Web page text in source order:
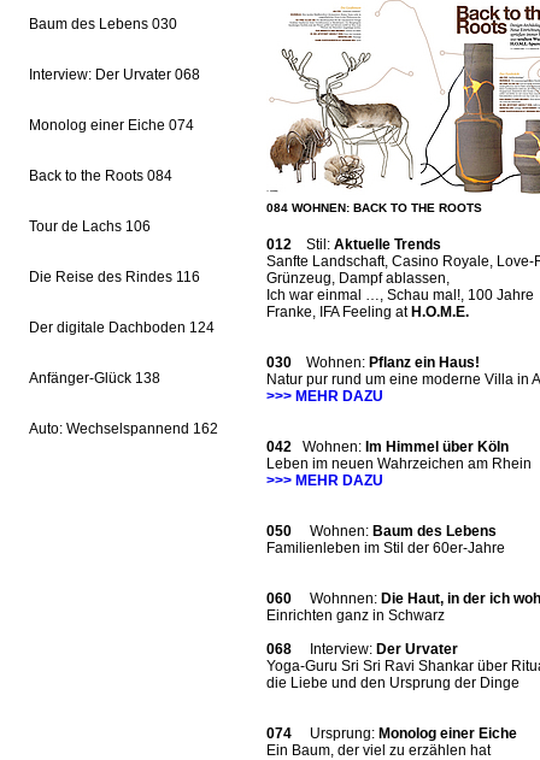
Baum des Lebens 030
Interview: Der Urvater 068
Monolog einer Eiche 074
Back to the Roots 084
Tour de Lachs 106
Die Reise des Rindes 116
Der digitale Dachboden 124
Anfänger-Glück 138
Auto: Wechselspannend 162
084 WOHNEN: BACK TO THE ROOTS
012 Stil: Aktuelle Trends
Sanfte Landschaft, Casino Royale, Love-
Grünzeug, Dampf ablassen,
Ich war einmal …, Schau mal!, 100 Jahre
Franke, IFA Feeling at H.O.M.E.
030 Wohnen: Pflanz ein Haus!
Natur pur rund um eine moderne Villa in
>>> MEHR DAZU
042 Wohnen: Im Himmel über Köln
Leben im neuen Wahrzeichen am Rhein
>>> MEHR DAZU
050 Wohnen: Baum des Lebens
Familienleben im Stil der 60er-Jahre
060 Wohnnen: Die Haut, in der ich
Einrichten ganz in Schwarz
068
Interview: Der Urvater
Yoga-Guru Sri Sri Ravi Shankar über
die Liebe und den Ursprung der Dinge
074 Ursprung: Monolog einer Eiche
Ein Baum, der viel zu erzählen hat